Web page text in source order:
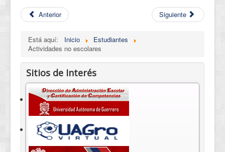
Anterior Siguiente
Está aquí: Inicio
Estudiantes
Actividades no escolares
Sitios de Interés